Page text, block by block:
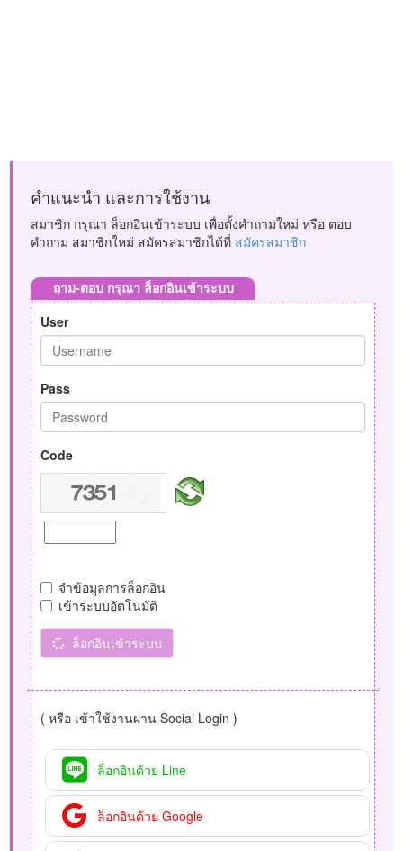
คำแนะนำ และการใช้งาน
สมาชิก กรุณา ล็อกอินเข้าระบบ เพื่อตั้งคำถามใหม่ หรือ ตอบ
คำถาม สมาชิกใหม่ สมัครสมาชิกได้ที่ สมัครสมาชิก
ถาม-ตอบ กรุณา ล็อกอินเข้าระบบ
User
Pass
Code
จำข้อมูลการล็อกอิน
เข้าระบบอัตโนมัติ
ล็อกอินเข้าระบบ
( หรือ เข้าใช้งานผ่าน Social Login )
ล็อกอินด้วย Line
ล็อกอินด้วย Google